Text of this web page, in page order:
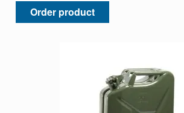
Order product